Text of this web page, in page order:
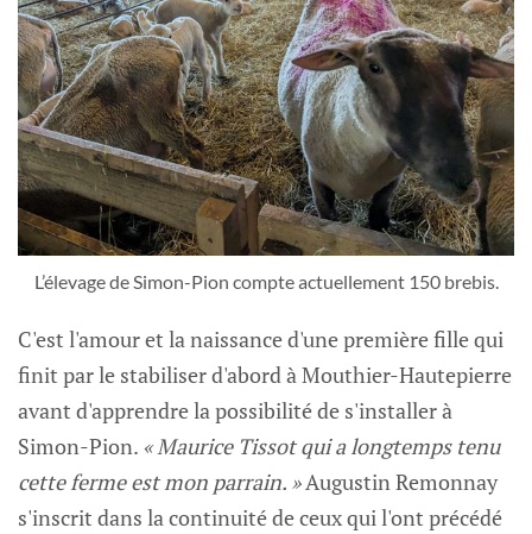
L’élevage de Simon-Pion compte actuellement 150 brebis.
C'est l'amour et la naissance d'une première fille qui
finit par le stabiliser d'abord à Mouthier-Hautepierre
avant d'apprendre la possibilité de s'installer à
Simon-Pion. « Maurice Tissot qui a longtemps tenu
cette ferme est mon parrain. »Augustin Remonnay
s'inscrit dans la continuité de ceux qui l'ont précédé